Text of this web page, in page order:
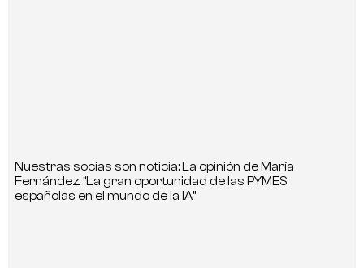
Nuestras socias son noticia: La opinión de María
Fernández “La gran oportunidad de las PYMES
españolas en el mundo de la IA”